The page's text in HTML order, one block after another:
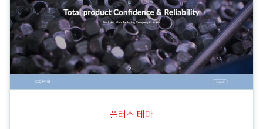
플러스 테마